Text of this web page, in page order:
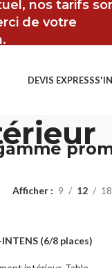
nos tarifs
de votre
DEVIS EXPRESS
Afficher 9 12 18
(6/8 places)